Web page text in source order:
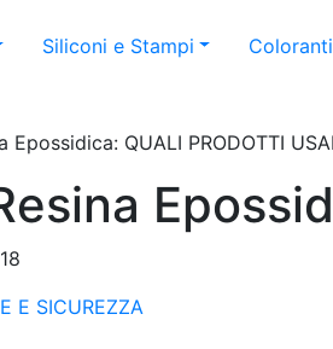
Siliconi e Stampi Coloranti
Epossidica: QUALI PRODOTTI
E SICUREZZA